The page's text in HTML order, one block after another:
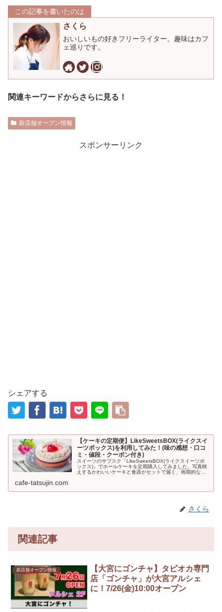
この記事を書いたのは
さくら
おいしいもの好きフリーライター。趣味はカフ
ェ巡りです。
関連キーワードからさらに見る！
新店舗オープン情報
スポンサーリンク
シェアする
【ケーキの定期便】LikeSweetsBOX(ライクスイ
ーツボックス)を利用してみた！(味の感想・口コ
ミ・値段・クーポン付き)
スイーツのサブスク「LikeSweetsBOX(ライクスイーツボ
ックス)」でホールケーキを定期購入してみました。写真映
えするかわいいケーキと食器がセットで届く、画期的なサ
cafe-tatsujin.com
さくら
関連記事
新店舗オープン情報
【大宮にゴンチャ】タピオカ専門
店「ゴンチャ」が大宮アルシェ
に！7/26(金)10:00オープン